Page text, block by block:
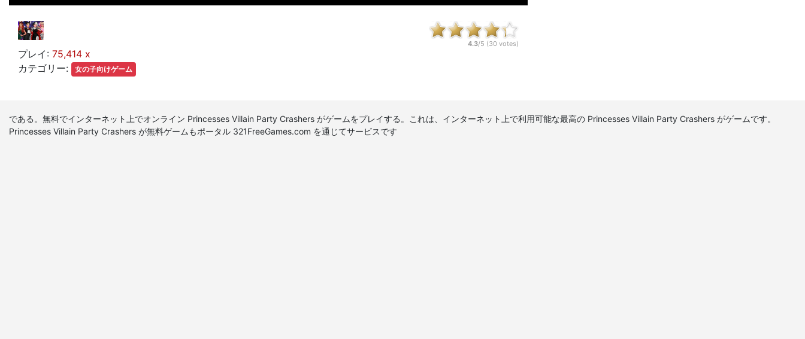
プレイ: 75,414 x
カテゴリー:
女の子向けゲーム
4.3/5 (30 votes)
である。無料でインターネット上でオンライン Princesses Villain Party Crashers がゲームをプレイする。これは、インターネット上で利用可能な最高の Princesses Villain Party Crashers がゲームです。
Princesses Villain Party Crashers が無料ゲームもポータル 321FreeGames.com を通じてサービスです